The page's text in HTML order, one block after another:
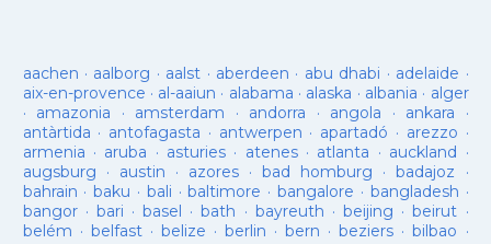
aachen · aalborg · aalst · aberdeen · abu dhabi · adelaide ·
aix-en-provence · al-aaiun · alabama · alaska · albania · alger
· amazonia · amsterdam · andorra · angola · ankara ·
antàrtida · antofagasta · antwerpen · apartadó · arezzo ·
armenia · aruba · asturies· atenes· atlanta · auckland ·
augsburg · austin · azores·bad homburg ·badajoz ·
bahrain ·baku · bali ·baltimore ·bangalore · bangladesh ·
bangor· bari ·basel ·bath · bayreuth ·beijing ·beirut ·
belém · belfast· belize · berlin ·bern ·beziers ·bilbao ·